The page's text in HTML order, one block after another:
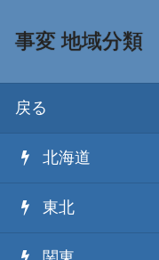
目次
武将 読み一覧
姫 読み一覧
事変 地域分類
戻る
北海道
東北